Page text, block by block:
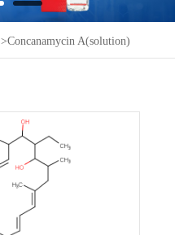
>Concanamycin A(solution)